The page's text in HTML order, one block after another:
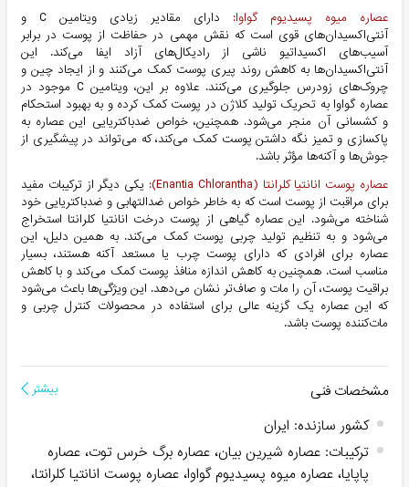
عصاره میوه پسیدیوم گواوا:
دارای مقادیر زیادی ویتامین C و
آنتی‌اکسیدان‌های قوی است که نقش مهمی در حفاظت از پوست در برابر
آسیب‌های اکسیداتیو ناشی از رادیکال‌های آزاد ایفا می‌کند. این
آنتی‌اکسیدان‌ها به کاهش روند پیری پوست کمک می‌کنند و از ایجاد چین و
چروک‌های زودرس جلوگیری می‌کنند. علاوه بر این، ویتامین C موجود در
عصاره گواوا به تحریک تولید کلاژن در پوست کمک کرده و به بهبود استحکام
و کشسانی آن منجر می‌شود. همچنین، خواص ضدباکتریایی این عصاره به
پاکسازی و تمیز نگه داشتن پوست کمک می‌کند، که می‌تواند در پیشگیری از
جوش‌ها و آکنه‌ها مؤثر باشد.
عصاره پوست انانتیا کلرانتا (Enantia Chlorantha):
یکی دیگر از ترکیبات مفید
برای مراقبت از پوست است که به خاطر خواص ضدالتهابی و ضدباکتریایی خود
شناخته می‌شود. این عصاره گیاهی از پوست درخت انانتیا کلرانتا استخراج
می‌شود و به تنظیم تولید چربی پوست کمک می‌کند. به همین دلیل، این
عصاره برای افرادی که دارای پوست چرب یا مستعد آکنه هستند، بسیار
مناسب است. همچنین به کاهش اندازه منافذ پوست کمک می‌کند و با کاهش
براقیت پوست، آن را مات و صاف‌تر نشان می‌دهد. این ویژگی‌ها باعث می‌شود
که این عصاره یک گزینه عالی برای استفاده در محصولات کنترل چربی و
مات‌کننده پوست باشد.
مشخصات فنی بیشتر
کشور سازنده: ایران
ترکیبات: عصاره شیرین بیان، عصاره برگ خرس توت، عصاره
پاپایا، عصاره میوه پسیدیوم گواوا، عصاره پوست انانتیا کلرانتا،